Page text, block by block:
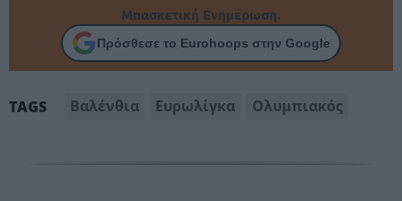
Μπασκετική Ενημέρωση.
Πρόσθεσε το Eurohoops στην Google
TAGS Βαλένθια Ευρωλίγκα Ολυμπιακός